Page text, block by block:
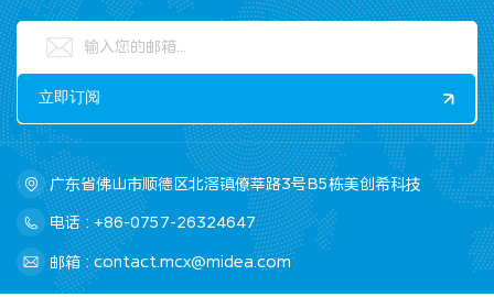
广东省佛山市顺德区北滘镇僚莘路3号B5栋美创希科技
电话 : +86-0757-26324647
邮箱 : contact.mcx@midea.com